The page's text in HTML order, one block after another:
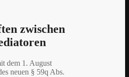
zwischen
dem 1. August
neuen § 59q Abs.